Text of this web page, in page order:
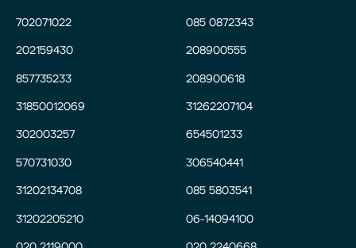
702071022
202159430
857735233
31850012069
302003257
570731030
31202134708
31202205210
085 0872343
208900555
208900618
31262207104
654501233
306540441
085 5803541
06-14094100